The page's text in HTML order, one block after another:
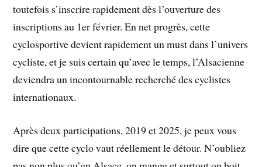
toutefois s’inscrire rapidement dès l’ouverture des
inscriptions au 1er février. En net progrès, cette
cyclosportive devient rapidement un must dans l’univers
cycliste, et je suis certain qu’avec le temps, l’Alsacienne
deviendra un incontournable recherché des cyclistes
internationaux.
Après deux participations, 2019 et 2025, je peux vous
dire que cette cyclo vaut réellement le détour. N’oubliez